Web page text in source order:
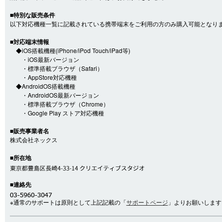
■特別な販売条件
以下対応機種一覧に記載されている携帯端末をご利用の方のみ購入可能となり
■対応端末情報
◆iOS搭載機種(iPhone/iPod Touch/iPad等)
・iOS最新バージョン
・標準搭載ブラウザ（Safari）
・AppStore対応機種
◆AndroidOS搭載機種
・AndroidOS最新バージョン
・標準搭載ブラウザ（Chrome）
・Google Play ストア対応機種
■販売事業者名
株式会社ネックス
■所在地
■連絡先
※通常のサポートは原則として上記記載の「サポートページ 」よりお願いします